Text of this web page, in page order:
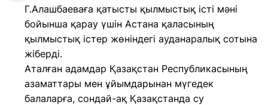
Г.Алашбаеваға қатысты қылмыстық істі мәні
бойынша қарау үшін Астана қаласының
қылмыстық істер жөніндегі ауданаралық сотына
жіберді.
Аталған адамдар Қазақстан Республикасының
азаматтары мен ұйымдарынан мүгедек
балаларға, сондай-ақ Қазақстанда су